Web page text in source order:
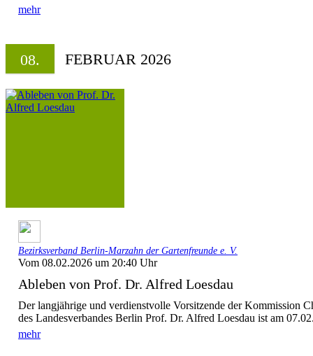
mehr
08. FEBRUAR 2026
Bezirksverband Berlin-Marzahn der Gartenfreunde e. V.
Vom 08.02.2026 um 20:40 Uhr
Ableben von Prof. Dr. Alfred Loesdau
Der langjährige und verdienstvolle Vorsitzende der Kommission
des Landesverbandes Berlin Prof. Dr. Alfred Loesdau ist am
mehr